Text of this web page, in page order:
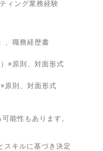
ィング業務経験
職務経歴書
※原則、対面形式
原則、対面形式
能性もあります。
キルに基づき決定